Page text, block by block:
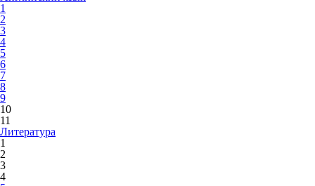
1
2
3
4
5
6
7
8
9
10
11
Литература
1
2
3
4